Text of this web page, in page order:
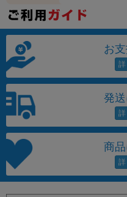
お
発
商